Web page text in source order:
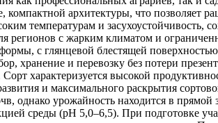
компактной архитектуры, что позволяет
температурам и засухоустойчивость,
регионов с жарким климатом и
с глянцевой блестящей
хранение и перевозку без потери
Сорт характеризуется высокой
и максимального раскрытия
однако урожайность находится в
среды (рН 5,0–6,5). При подготовке